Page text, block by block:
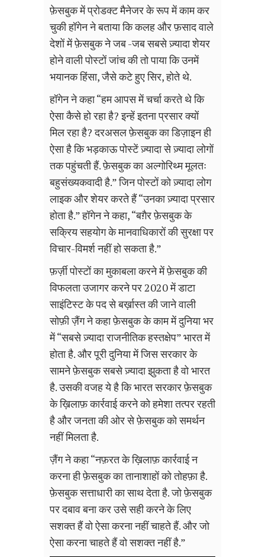
फ़ेसबुक में प्रोडक्ट मैनेजर के रूप में काम कर
चुकी हॉगेन ने बताया कि कलह और फ़साद वाले
देशों में फ़ेसबुक ने जब -जब सबसे ज़्यादा शेयर
होने वाली पोस्टों जांच की तो पाया कि उनमें
भयानक हिंसा, जैसे कटे हुए सिर, होते थे.
हॉगेन ने कहा “हम आपस में चर्चा करते थे कि
ऐसा कैसे हो रहा है? इन्हें इतना प्रसार क्यों
मिल रहा है? दरअसल फ़ेसबुक का डिज़ाइन ही
ऐसा है कि भड़काऊ पोस्टें ज़्यादा से ज़्यादा लोगों
तक पहुंचती हैं. फ़ेसबुक का अल्गोरिथ्म मूलतः
बहुसंख्यकवादी है.” जिन पोस्टों को ज़्यादा लोग
लाइक और शेयर करते हैं “उनका ज़्यादा प्रसार
होता है.” हॉगेन ने कहा, “बग़ैर फ़ेसबुक के
सक्रिय सहयोग के मानवाधिकारों की सुरक्षा पर
विचार-विमर्श नहीं हो सकता है.”
फ़र्ज़ी पोस्टों का मुकाबला करने में फ़ेसबुक की
विफलता उजागर करने पर 2020 में डाटा
साइंटिस्ट के पद से बर्ख़ास्त की जाने वाली
सोफ़ी ज़ैंग ने कहा फ़ेसबुक के काम में दुनिया भर
में “सबसे ज़्यादा राजनीतिक हस्तक्षेप” भारत में
होता है. और पूरी दुनिया में जिस सरकार के
सामने फ़ेसबुक सबसे ज़्यादा झुकता है वो भारत
है. उसकी वजह ये है कि भारत सरकार फ़ेसबुक
के ख़िलाफ़ कार्रवाई करने को हमेशा तत्पर रहती
है और जनता की ओर से फ़ेसबुक को समर्थन
नहीं मिलता है.
ज़ैंग ने कहा “नफ़रत के ख़िलाफ़ कार्रवाई न
करना ही फ़ेसबुक का तानाशाहों को तोहफ़ा है.
फ़ेसबुक सत्ताधारी का साथ देता है. जो फ़ेसबुक
पर दबाव बना कर उसे सही करने के लिए
सशक्त हैं वो ऐसा करना नहीं चाहते हैं. और जो
ऐसा करना चाहते हैं वो सशक्त नहीं है.”